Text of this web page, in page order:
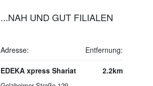
...NAH UND GUT FILIALEN
Adresse: Entfernung:
EDEKA xpress Shariat 2.2km